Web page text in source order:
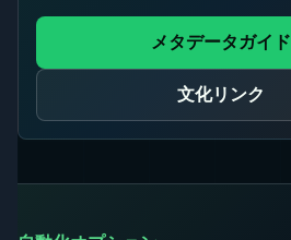
メタデータガイド
文化リンク